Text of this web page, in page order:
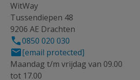
WitWay
Tussendiepen 48
9206 AE Drachten
0850 020 030
[email protected]
Maandag t/m vrijdag van 09.00
tot 17.00